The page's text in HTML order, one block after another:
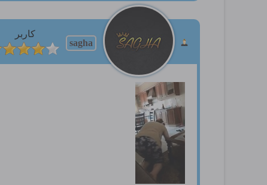
sagha
کاربر